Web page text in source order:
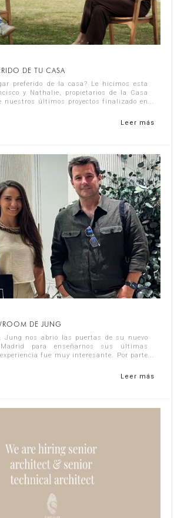
DE TU CASA
preferido de la casa? Le hicimos esta
y Nathalie, propietarios de la Casa
nuestros últimos proyectos finalizado en
Leer más
DE JUNG
Jung nos abrió las puertas de su nuevo
para enseñarnos sus últimas
fue muy interesante. Por parte
Leer más